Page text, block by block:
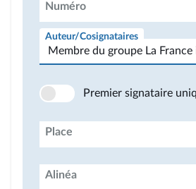
Numéro
Auteur/Cosignataires
Premier signataire
Place
Alinéa